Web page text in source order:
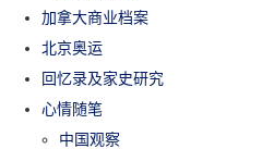
加拿大商业档案
北京奥运
回忆录及家史研究
心情随笔
中国观察